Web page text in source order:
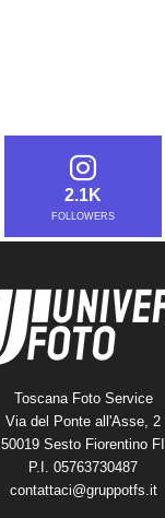
2.1K
FOLLOWERS
Toscana Foto Service
Via del Ponte all'Asse, 2
50019 Sesto Fiorentino FI
P.I. 05763730487
contattaci@gruppotfs.it